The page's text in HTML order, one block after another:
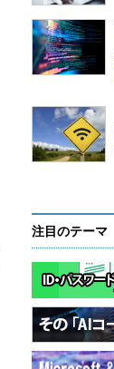
注目のテーマ